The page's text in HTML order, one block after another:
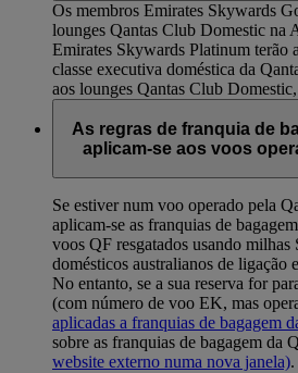
Os membros Emirates Skywards
lounges Qantas Club Domestic na
Emirates Skywards Platinum terão
classe executiva doméstica da
aos lounges Qantas Club
As regras de franquia de
aplicam-se aos voos
Se estiver num voo operado pela
aplicam-se as franquias de
voos QF resgatados usando
domésticos australianos de ligação
No entanto, se a sua reserva for
(com número de voo EK, mas
aplicadas a franquias de bagagem
sobre as franquias de bagagem da
website externo numa nova janela).